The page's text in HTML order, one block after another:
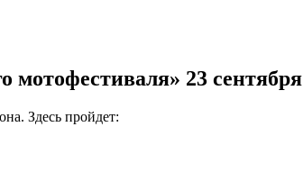
мотофестиваля» 23 сентября
Здесь пройдет: